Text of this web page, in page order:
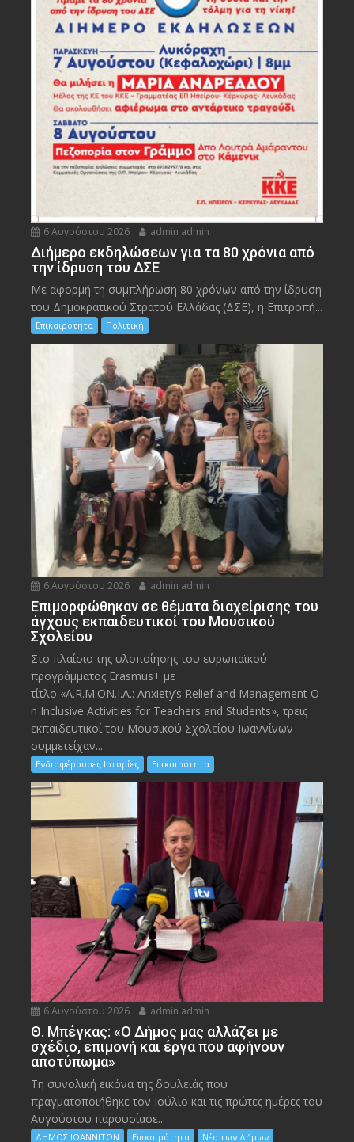
6 Αυγούστου 2026 admin admin
Διήμερο εκδηλώσεων για τα 80 χρόνια από
την ίδρυση του ΔΣΕ
Με αφορμή τη συμπλήρωση 80 χρόνων από την ίδρυση
του Δημοκρατικού Στρατού Ελλάδας (ΔΣΕ), η Επιτροπή...
Επικαιρότητα Πολιτική
6 Αυγούστου 2026 admin admin
Eπιμορφώθηκαν σε θέματα διαχείρισης του
άγχους εκπαιδευτικοί του Μουσικού
Σχολείου
Στο πλαίσιο της υλοποίησης του ευρωπαϊκού
προγράμματος Erasmus+ με
τίτλο «A.R.M.ON.I.A.: Anxiety’s Relief and Management O
n Inclusive Activities for Teachers and Students», τρεις
εκπαιδευτικοί του Μουσικού Σχολείου Ιωαννίνων
συμμετείχαν...
Ενδιαφέρουσες Ιστορίες Επικαιρότητα
6 Αυγούστου 2026 admin admin
Θ. Μπέγκας: «Ο Δήμος μας αλλάζει με
σχέδιο, επιμονή και έργα που αφήνουν
αποτύπωμα»
Τη συνολική εικόνα της δουλειάς που
πραγματοποιήθηκε τον Ιούλιο και τις πρώτες ημέρες του
Αυγούστου παρουσίασε...
ΔΗΜΟΣ ΙΩΑΝΝΙΤΩΝ Επικαιρότητα Νέα των Δήμων